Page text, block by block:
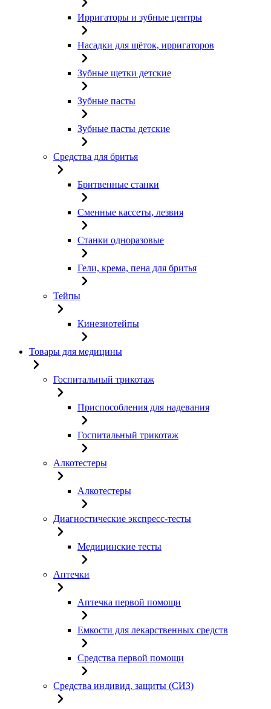
Ирригаторы и зубные центры
Насадки для щёток, ирригаторов
Зубные щетки детские
Зубные пасты
Зубные пасты детские
Средства для бритья
Бритвенные станки
Сменные кассеты, лезвия
Станки одноразовые
Гели, крема, пена для бритья
Тейпы
Кинезиотейпы
Товары для медицины
Госпитальный трикотаж
Приспособления для надевания
Госпитальный трикотаж
Алкотестеры
Алкотестеры
Диагностические экспресс-тесты
Медицинские тесты
Аптечки
Аптечка первой помощи
Емкости для лекарственных средств
Средства первой помощи
Средства индивид. защиты (СИЗ)